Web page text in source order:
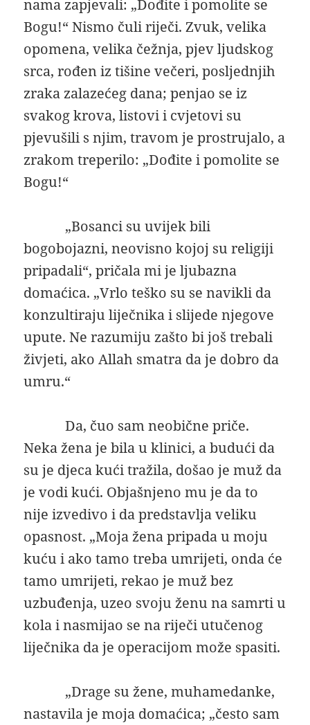
nama zapjevali: „Dođite i pomolite se
Bogu!“ Nismo čuli riječi. Zvuk, velika
opomena, velika čežnja, pjev ljudskog
srca, rođen iz tišine večeri, posljednjih
zraka zalazećeg dana; penjao se iz
svakog krova, listovi i cvjetovi su
pjevušili s njim, travom je prostrujalo, a
zrakom treperilo: „Dođite i pomolite se
Bogu!“
„Bosanci su uvijek bili
bogobojazni, neovisno kojoj su religiji
pripadali“, pričala mi je ljubazna
domaćica. „Vrlo teško su se navikli da
konzultiraju liječnika i slijede njegove
upute. Ne razumiju zašto bi još trebali
živjeti, ako Allah smatra da je dobro da
umru.“
Da, čuo sam neobične priče.
Neka žena je bila u klinici, a budući da
su je djeca kući tražila, došao je muž da
je vodi kući. Objašnjeno mu je da to
nije izvedivo i da predstavlja veliku
opasnost. „Moja žena pripada u moju
kuću i ako tamo treba umrijeti, onda će
tamo umrijeti, rekao je muž bez
uzbuđenja, uzeo svoju ženu na samrti u
kola i nasmijao se na riječi utučenog
liječnika da je operacijom može spasiti.
„Drage su žene, muhamedanke,
nastavila je moja domaćica; „često sam